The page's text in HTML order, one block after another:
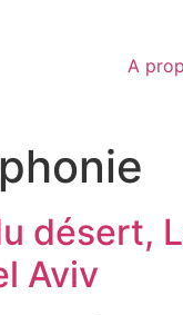
A
désert,
Aviv